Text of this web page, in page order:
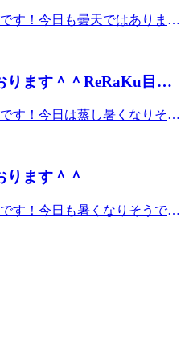
さい！ReRaKu目黒店は本日
しております！７月５日
ご注意ください。スタッフ一
。最後までお読みいただいてあ
目黒店12：30～21：00（最終
東急目黒線＃東京メトロ南
す！今日も曇天ではあります
私は少しくすんだ色味も好き
だりしています。些細な楽しみ
が変わるのでおすすめです。
ご来店を笑顔でお待ちしてお
況１２時４０分よりご予約い
ちしております。最後までお
います。Re.Ra.Ku目黒店12：
TEL．．．03-3491-0212＃目
ぐし＃リラクゼーション＃肩
ります＾＾ReRaKu目黒
す！今日は蒸し暑くなりそう
かと思います。ゆっくりお風
べたり、有酸素運動をしたり、
のですが…そんな時間が取れ
ちしております！ ６月２９
よりご予約いただけます。※
でご注意ください。スタッフ
。最後までお読みいただいて
目黒店12：30～21：00（最
0212＃目黒＃目黒川＃目
ーション＃肩こり＃土日祝営
ります＾＾
す！今日も暑くなりそうです
ありませんか？早くもエアコ
いらっしゃいます。そんな時
てみませんか？今日も
を笑顔でお待ちしておりま
度変わりますのでご注意くだ